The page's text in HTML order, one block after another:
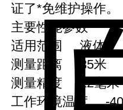
证了*免维护操作。
主要性能参数
适用范围 液体
测量距离 35米
测量精度 ±2毫米
工作环境温度 -